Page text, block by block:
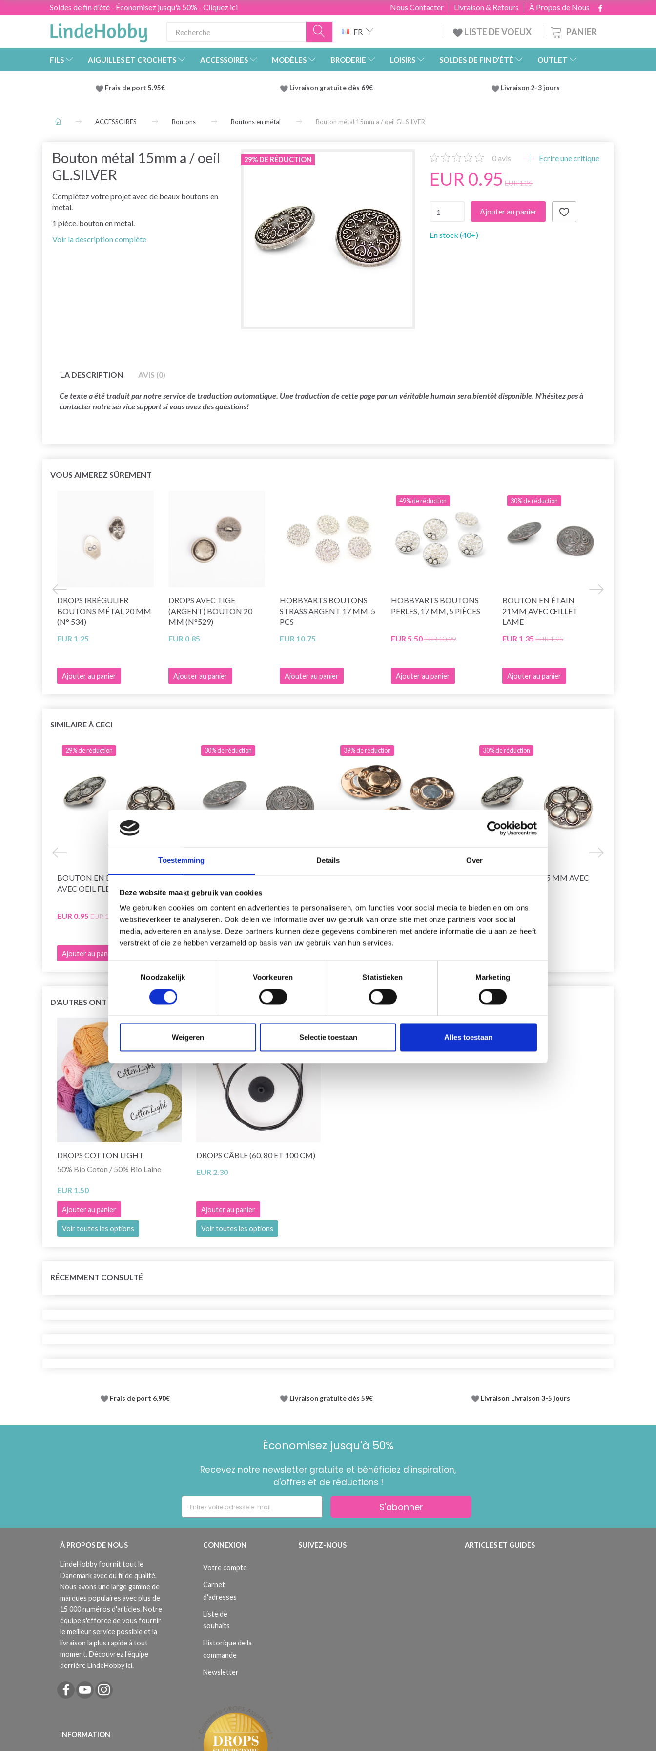
Toestemming Details Over
Deze website maakt gebruik van cookies
We gebruiken cookies om content en advertenties te personaliseren, om functies voor social media te bieden en om ons
websiteverkeer te analyseren. Ook delen we informatie over uw gebruik van onze site met onze partners voor social
media, adverteren en analyse. Deze partners kunnen deze gegevens combineren met andere informatie die u aan ze heeft
verstrekt of die ze hebben verzameld op basis van uw gebruik van hun services.
Noodzakelijk
Voorkeuren Statistieken Marketing
Weigeren Selectie toestaan Alles toestaan
Soldes de fin d'été - Économisez jusqu'à 50% - Cliquez ici À Propos de Nous
Livraison & Retours
Nous Contacter
PANIER
FR LISTE DE VOEUX
FILS AIGUILLES ET CROCHETS ACCESSOIRES MODÈLES BRODERIE LOISIRS SOLDES DE FIN D’ÉTÉ OUTLET
Frais de port 5.95€ Livraison gratuite dès 69€ Livraison 2-3 jours
ACCESSOIRES Boutons Boutons en métal Bouton métal 15mm a / oeil GL.SILVER
Bouton métal 15mm a / oeil
GL.SILVER
Complétez votre projet avec de beaux boutons en
métal.
1 pièce. bouton en métal.
Voir la description complète
29% DE RÉDUCTION 0 avis Ecrire une critique
EUR 0.95 EUR 1.35
Ajouter au panier
En stock (40+)
LA DESCRIPTION AVIS (0)
Ce texte a été traduit par notre service de traduction automatique. Une traduction de cette page par un véritable humain sera bientôt disponible. N’hésitez pas à
contacter notre service support si vous avez des questions!
VOUS AIMEREZ SÛREMENT
DROPS IRRÉGULIER
BOUTONS MÉTAL 20 MM
(N° 534)
EUR 1.25
Ajouter au panier
DROPS AVEC TIGE
(ARGENT) BOUTON 20
MM (N°529)
EUR 0.85
Ajouter au panier
HOBBYARTS BOUTONS
STRASS ARGENT 17 MM, 5
PCS
EUR 10.75
Ajouter au panier
49% de réduction
HOBBYARTS BOUTONS
PERLES, 17 MM, 5 PIÈCES
EUR 5.50EUR 10.99
Ajouter au panier
30% de réduction
BOUTON EN ÉTAIN
21MM AVEC ŒILLET
LAME
EUR 1.35 EUR 1.95
Ajouter au panier
SIMILAIRE À CECI
29% de réduction
BOUTON EN ÉTAIN 16,5 MM
AVEC OEIL FLEUR
EUR 0.95 EUR 1.35
Ajouter au panier
30% de réduction
BOUTON EN ÉTAIN 21MM AVEC
ŒILLET LAME
EUR 1.35EUR 1.95
39% de réduction
LINDEHOBBY BOUTONS
EUR 1.85 EUR 3.05
L'offre expire le 31/08/2026
30% de réduction
BOUTON ÉTAIN 20,5 MM AVEC
EUR 1.25 EUR 1.80
D'AUTRES ONT ÉGALEMENT
DROPS COTTON LIGHT
50% Bio Coton / 50% Bio Laine
EUR 1.50
Ajouter au panier
Voir toutes les options
DROPS CÂBLE (60, 80 ET 100 CM)
EUR 2.30
Ajouter au panier
Voir toutes les options
RÉCEMMENT CONSULTÉ
Frais de port 6.90€ Livraison gratuite dès 59€ Livraison Livraison 3-5 jours
Économisez jusqu'à 50%
Recevez notre newsletter gratuite et bénéficiez d'inspiration,
d'offres et de réductions !
S'abonner
À PROPOS DE NOUS
LindeHobby fournit tout le
Danemark avec du fil de qualité.
Nous avons une large gamme de
marques populaires avec plus de
15 000 numéros d'articles. Notre
équipe s'efforce de vous fournir
le meilleur service possible et la
livraison la plus rapide à tout
moment. Découvrez l'équipe
derrière LindeHobby ici.
INFORMATION
CONNEXION
Votre compte
Carnet
d'adresses
Liste de
souhaits
Historique de la
commande
Newsletter
SUIVEZ-NOUS ARTICLES ET GUIDES